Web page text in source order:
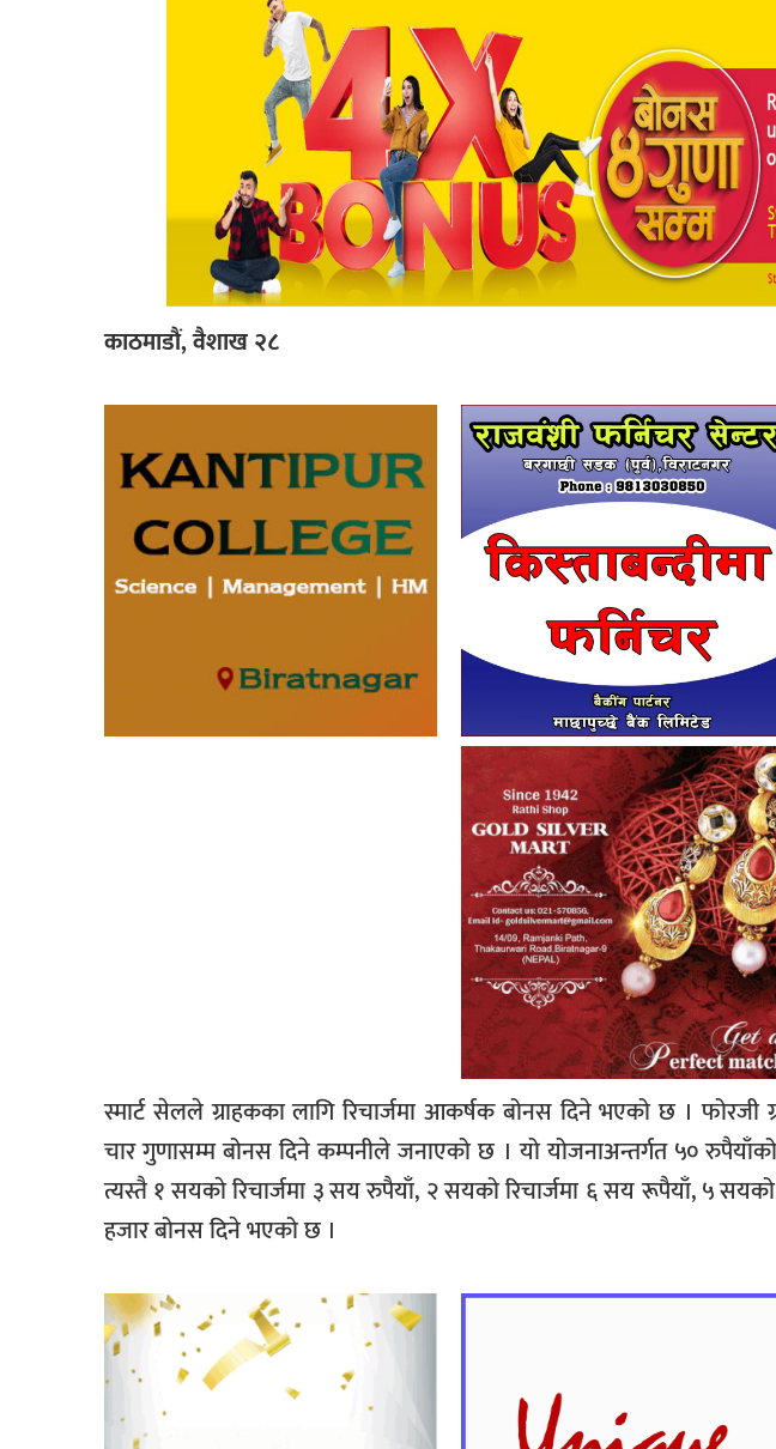
काठमाडौं, वैशाख २८
स्मार्ट सेलले ग्राहकका लागि रिचार्जमा आकर्षक बोनस दिने भएको छ । फोरजी
चार गुणासम्म बोनस दिने कम्पनीले जनाएको छ । यो योजनाअन्तर्गत ५०
त्यस्तै १ सयकाे रिचार्जमा ३ सय रुपैयाँ, २ सयको रिचार्जमा ६ सय रूपैयाँ, ५ सयको
हजार बोनस दिने भएको छ ।